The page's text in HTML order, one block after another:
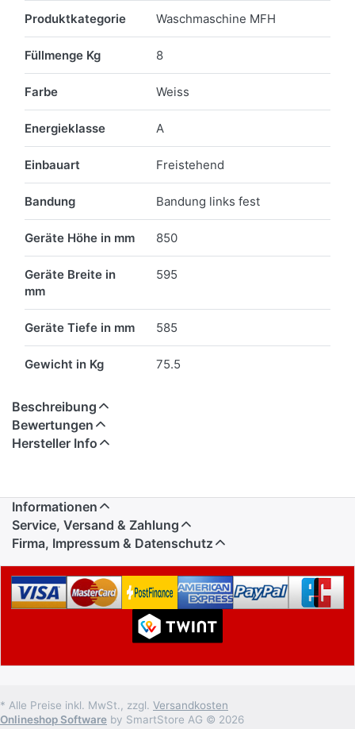
Produktkategorie Waschmaschine MFH
Füllmenge Kg 8
Farbe Weiss
Energieklasse A
Einbauart Freistehend
Bandung Bandung links fest
Geräte Höhe in mm 850
Geräte Breite in
mm
595
Geräte Tiefe in mm 585
Gewicht in Kg 75.5
Beschreibung
Bewertungen
Hersteller Info
Informationen
Service, Versand & Zahlung
Firma, Impressum & Datenschutz
* Alle Preise inkl. MwSt., zzgl. Versandkosten
Onlineshop Software by SmartStore AG © 2026